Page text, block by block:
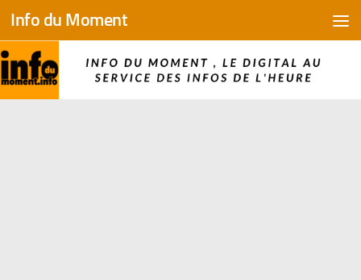
Skip to content
Info du Moment